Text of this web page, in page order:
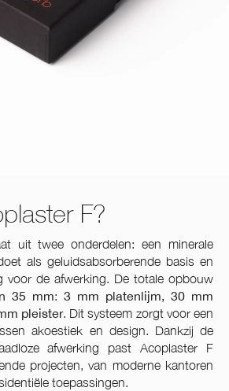
F?
uit twee onderdelen: een minerale
als geluidsabsorberende basis en
voor de afwerking. De totale opbouw
35 mm: 3 mm platenlijm, 30 mm
pleister. Dit systeem zorgt voor een
akoestiek en design. Dankzij de
afwerking past Acoplaster F
projecten, van moderne kantoren
toepassingen.